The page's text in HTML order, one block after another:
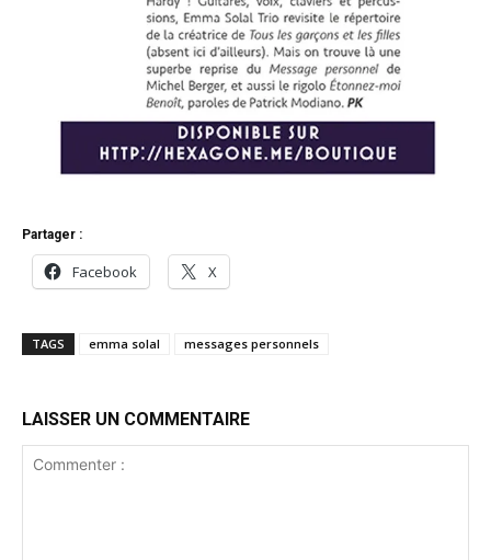
Partager :
Facebook X
TAGS emma solal messages personnels
LAISSER UN COMMENTAIRE